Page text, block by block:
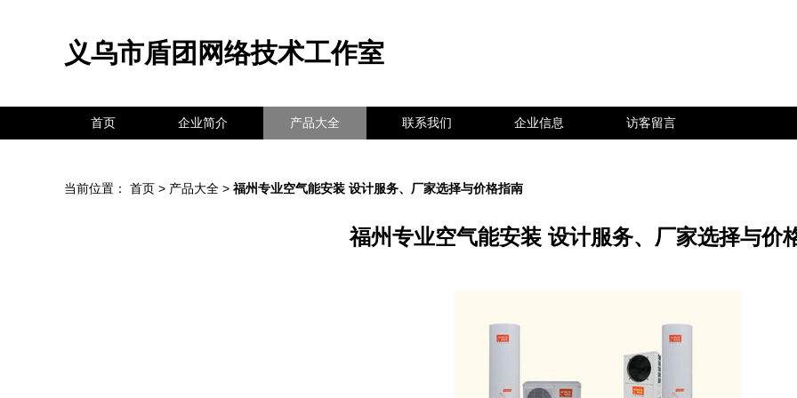
义乌市盾团网络技术工作室
首页 企业简介 产品大全 联系我们 企业信息 访客留言
当前位置： 首页 > 产品大全 > 福州专业空气能安装 设计服务、厂家选择与价格指南
福州专业空气能安装 设计服务、厂家选择与价